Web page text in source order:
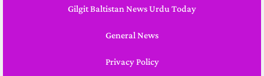
Gilgit Baltistan News Urdu Today
General News
Privacy Policy